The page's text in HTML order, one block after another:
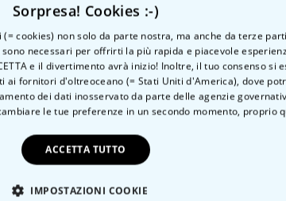
Sorpresa! Cookies :-)
cookies) non solo da parte nostra, ma anche da terze
necessari per offrirti la più rapida e piacevole
e il divertimento avrà inizio! Inoltre, il tuo consenso si
ai fornitori d'oltreoceano (= Stati Uniti d'America), dove
dei dati inosservato da parte delle agenzie
le tue preferenze in un secondo momento, proprio
ACCETTA TUTTO
IMPOSTAZIONI COOKIE